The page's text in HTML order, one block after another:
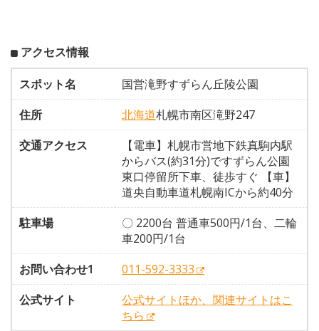
アクセス情報
スポット名
国営滝野すずらん丘陵公園
住所
北海道札幌市南区滝野247
交通アクセス
【電車】札幌市営地下鉄真駒内駅
からバス(約31分)ですずらん公園
東口停留所下車、徒歩すぐ 【車】
道央自動車道札幌南ICから約40分
駐車場
〇 2200台 普通車500円/1台、二輪
車200円/1台
お問い合わせ1
011-592-3333
公式サイト
公式サイトほか、関連サイトはこ
ちら